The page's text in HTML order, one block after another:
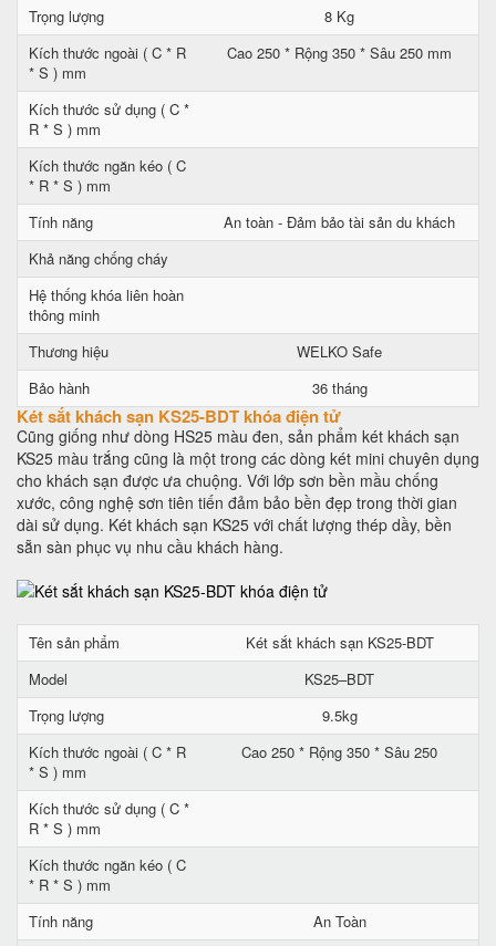
Trọng lượng
8 Kg
Kích thước ngoài ( C * R
* S ) mm
Cao 250 * Rộng 350 * Sâu 250 mm
Kích thước sử dụng ( C *
R * S ) mm
Kích thước ngăn kéo ( C
* R * S ) mm
Tính năng
An toàn - Đảm bảo tài sản du khách
Khả năng chống cháy
Hệ thống khóa liên hoàn
thông minh
Thương hiệu
WELKO Safe
Bảo hành
36 tháng
Két sắt khách sạn KS25-BDT khóa điện tử
Cũng giống như dòng HS25 màu đen, sản phẩm két khách sạn
KS25 màu trắng cũng là một trong các dòng két mini chuyên dụng
cho khách sạn được ưa chuộng. Với lớp sơn bền mầu chống
xước, công nghệ sơn tiên tiến đảm bảo bền đẹp trong thời gian
dài sử dụng. Két khách sạn KS25 với chất lượng thép dầy, bền
sẵn sàn phục vụ nhu cầu khách hàng.
Tên sản phẩm
Két sắt khách sạn KS25-BDT
Model
KS25–BDT
Trọng lượng
9.5kg
Kích thước ngoài ( C * R
* S ) mm
Cao 250 * Rộng 350 * Sâu 250
Kích thước sử dụng ( C *
R * S ) mm
Kích thước ngăn kéo ( C
* R * S ) mm
Tính năng
An Toàn